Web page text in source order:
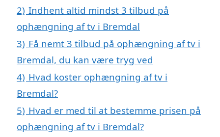
2) Indhent altid mindst 3 tilbud på
ophængning af tv i Bremdal
3) Få nemt 3 tilbud på ophængning af tv i
Bremdal, du kan være tryg ved
4) Hvad koster ophængning af tv i
Bremdal?
5) Hvad er med til at bestemme prisen på
ophængning af tv i Bremdal?